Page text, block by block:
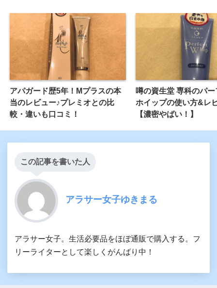
アパガード歴5年！Mプラスの本
当のレビュー♪プレミオとの比
較・違いも口コミ！
噂の資生堂 専科のパ
ホイップの使い方&レ
【濃密やばい！】
この記事を書いた人
アラサー女子ゆきまる
アラサー女子。生活必要品をほぼ通販で購入する。フ
リーライターとして楽しくがんばり中！